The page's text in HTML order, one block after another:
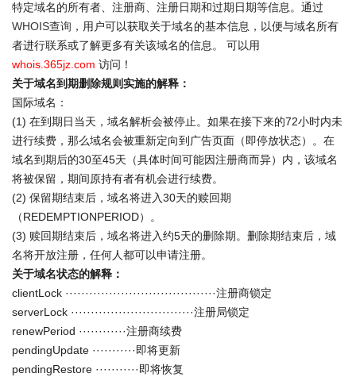
特定域名的所有者、注册商、注册日期和过期日期等信息。通过
WHOIS查询 ，用户可以获取关于域名的基本信息，以便与域名所有
者进行联系或了解更多有关该域名的信息。 可以用
whois.365jz.com 访问！
关于域名到期删除规则实施的解释：
国际域名：
(1) 在到期日当天，域名解析会被停止。如果在接下来的72小时内未
进行续费，那么域名会被重新定向到广告页面（即停放状态）。在
域名到期后的30至45天（具体时间可能因注册商而异）内，该域名
将被保留，期间原持有者有机会进行续费。
(2) 保留期结束后，域名将进入30天的赎回期
（REDEMPTIONPERIOD）。
(3) 赎回期结束后，域名将进入约5天的删除期。删除期结束后，域
名将开放注册，任何人都可以申请注册。
关于域名状态的解释：
clientLock ······································注册商锁定
serverLock ·······························注册局锁定
renewPeriod ············注册商续费
pendingUpdate ···········即将更新
pendingRestore ···········即将恢复